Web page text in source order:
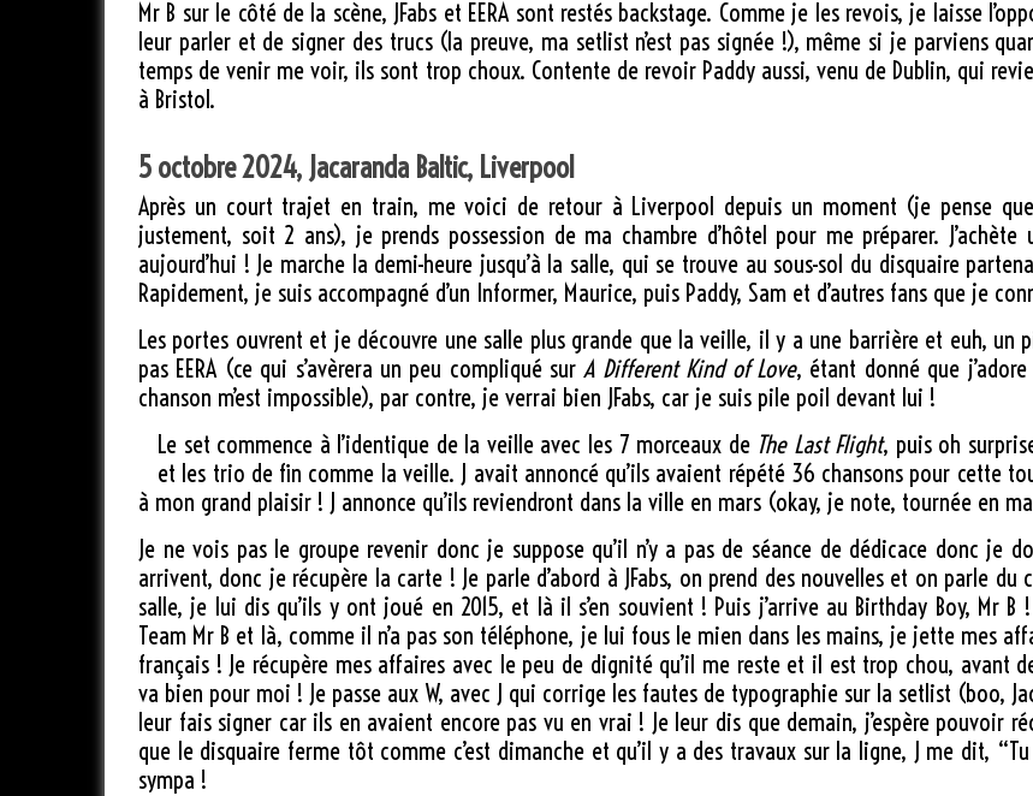
Mr B sur le côté de la scène, JFabs et EERA sont restés backstage. Comme je les revois, je laisse
leur parler et de signer des trucs (la preuve, ma setlist n’est pas signée !), même si je parviens
temps de venir me voir, ils sont trop choux. Contente de revoir Paddy aussi, venu de Dublin, qui
à Bristol.
5 octobre 2024, Jacaranda Baltic, Liverpool
Après un court trajet en train, me voici de retour à Liverpool depuis un moment (je pense que
justement, soit 2 ans), je prends possession de ma chambre d’hôtel pour me préparer. J’achète
aujourd’hui ! Je marche la demi-heure jusqu’à la salle, qui se trouve au sous-sol du disquaire
Rapidement, je suis accompagné d’un Informer, Maurice, puis Paddy, Sam et d’autres fans que je
Les portes ouvrent et je découvre une salle plus grande que la veille, il y a une barrière et euh,
pas EERA (ce qui s’avèrera un peu compliqué surA Different Kind of Love, étant donné que
chanson m’est impossible), par contre, je verrai bien JFabs, car je suis pile poil devant lui !
Le set commence à l’identique de la veille avec les 7 morceaux de The Last Flight, puis oh
et les trio de fin comme la veille. J avait annoncé qu’ils avaient répété 36 chansons pour cette
à mon grand plaisir ! J annonce qu’ils reviendront dans la ville en mars (okay, je note, tournée en
Je ne vois pas le groupe revenir donc je suppose qu’il n’y a pas de séance de dédicace donc je
arrivent, donc je récupère la carte ! Je parle d’abord à JFabs, on prend des nouvelles et on parle
salle, je lui dis qu’ils y ont joué en 2015, et là il s’en souvient ! Puis j’arrive au Birthday Boy, Mr
Team Mr B et là, comme il n’a pas son téléphone, je lui fous le mien dans les mains, je jette mes
français ! Je récupère mes affaires avec le peu de dignité qu’il me reste et il est trop chou, avant
va bien pour moi ! Je passe aux W, avec J qui corrige les fautes de typographie sur la setlist (boo,
leur fais signer car ils en avaient encore pas vu en vrai ! Je leur dis que demain, j’espère pouvoir
que le disquaire ferme tôt comme c’est dimanche et qu’il y a des travaux sur la ligne, J me dit,
sympa !